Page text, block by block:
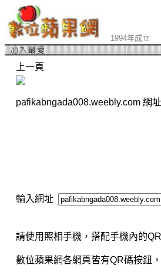
1994年成立
上一頁
pafikabngada008.weebly.com 網
輸入網址
請使用照相手機，搭配手機內的
數位蘋果網各網頁皆有QR碼按鈕